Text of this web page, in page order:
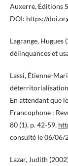
Auxerre, Éditions
DOI: https://
Lagrange, Hugues
délinquances et
Lassi, Étienne-
déterritorialisation
En attendant que
Francophone :
80 (1), p. 42-59,
consulté le 06/06/
Lazar, Judith